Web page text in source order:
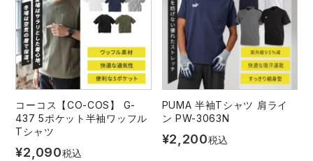
コーコス【CO-COS】 G-
437 5ポケット半袖ワッフル
Tシャツ
¥2,090税込
PUMA 半袖Tシャツ 肩ライ
ン PW-3063N
¥2,200税込